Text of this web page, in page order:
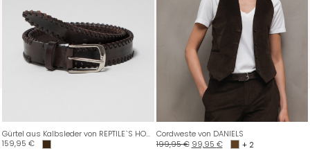
Gürtel aus Kalbsleder von REPTILE`S HOUSE
159,95 €
Cordweste von DANIELS
199,95€ 99,95 € + 2